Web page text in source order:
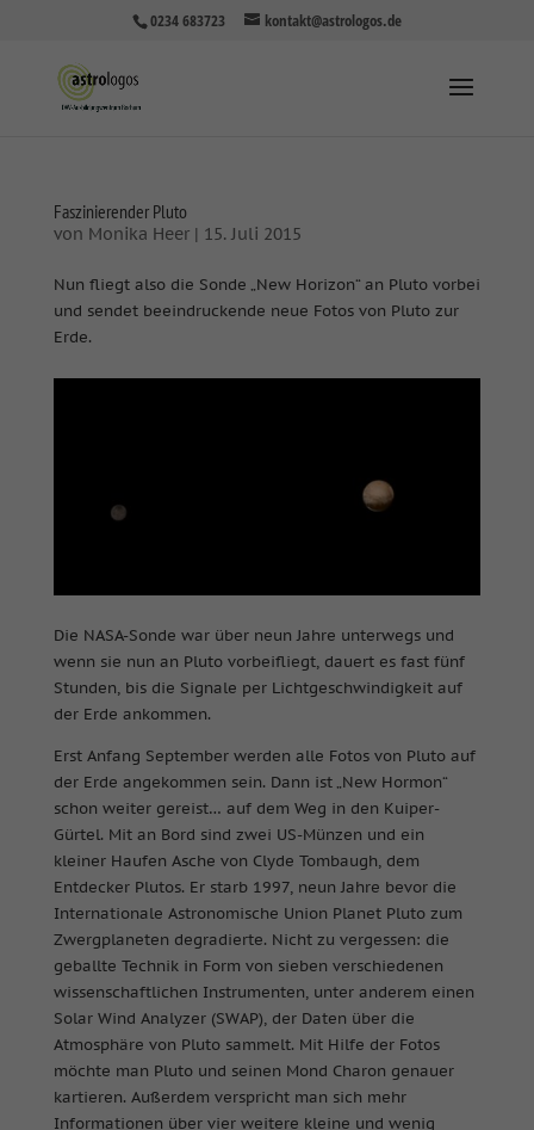
0234 683723 kontakt@astrologos.de
Faszinierender Pluto
von Monika Heer| 15. Juli 2015
Nun fliegt also die Sonde „New Horizon“ an Pluto vorbei
und sendet beeindruckende neue Fotos von Pluto zur
Erde.
Die NASA-Sonde war über neun Jahre unterwegs und
wenn sie nun an Pluto vorbeifliegt, dauert es fast fünf
Stunden, bis die Signale per Lichtgeschwindigkeit auf
der Erde ankommen.
Erst Anfang September werden alle Fotos von Pluto auf
der Erde angekommen sein. Dann ist „New Hormon“
schon weiter gereist… auf dem Weg in den Kuiper-
Gürtel. Mit an Bord sind zwei US-Münzen und ein
kleiner Haufen Asche von Clyde Tombaugh, dem
Entdecker Plutos. Er starb 1997, neun Jahre bevor die
Internationale Astronomische Union Planet Pluto zum
Zwergplaneten degradierte. Nicht zu vergessen: die
geballte Technik in Form von sieben verschiedenen
wissenschaftlichen Instrumenten, unter anderem einen
Solar Wind Analyzer (SWAP), der Daten über die
Atmosphäre von Pluto sammelt. Mit Hilfe der Fotos
möchte man Pluto und seinen Mond Charon genauer
kartieren. Außerdem verspricht man sich mehr
Informationen über vier weitere kleine und wenig